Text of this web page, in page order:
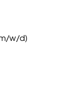
w/d)